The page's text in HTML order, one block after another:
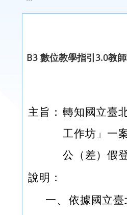
B3 數位教學指引3.0教
主旨： 轉知國立臺
工作坊」一
公（差）假
說明：
一、 依據國立